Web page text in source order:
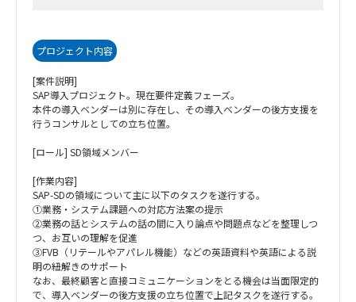
プロジェクト内容
[案件説明]
SAP導入プロジェクト。現在要件定義フェーズ。
本件の導入ベンダーは別に存在し、その導入ベンダーの後方支援を
行うコンサルとしての立ち位置。
[ロール] SD領域メンバー
[作業内容]
SAP-SDの領域について主に以下のタスクを遂行する。
①業務・システム課題への対応方法案の提示
②業務の話とシステムの話の間に入り論点や問題点などを整理しつ
つ、お互いの理解を促進
③FVB（リテールやアパレル機能）などの英語資料や英語による説
明の紐解きのサポート
なお、最終顧客と直接コミュニケーションをとる機会は当面限定的
で、導入ベンダーの後方支援の立ち位置で上記タスクを遂行する。